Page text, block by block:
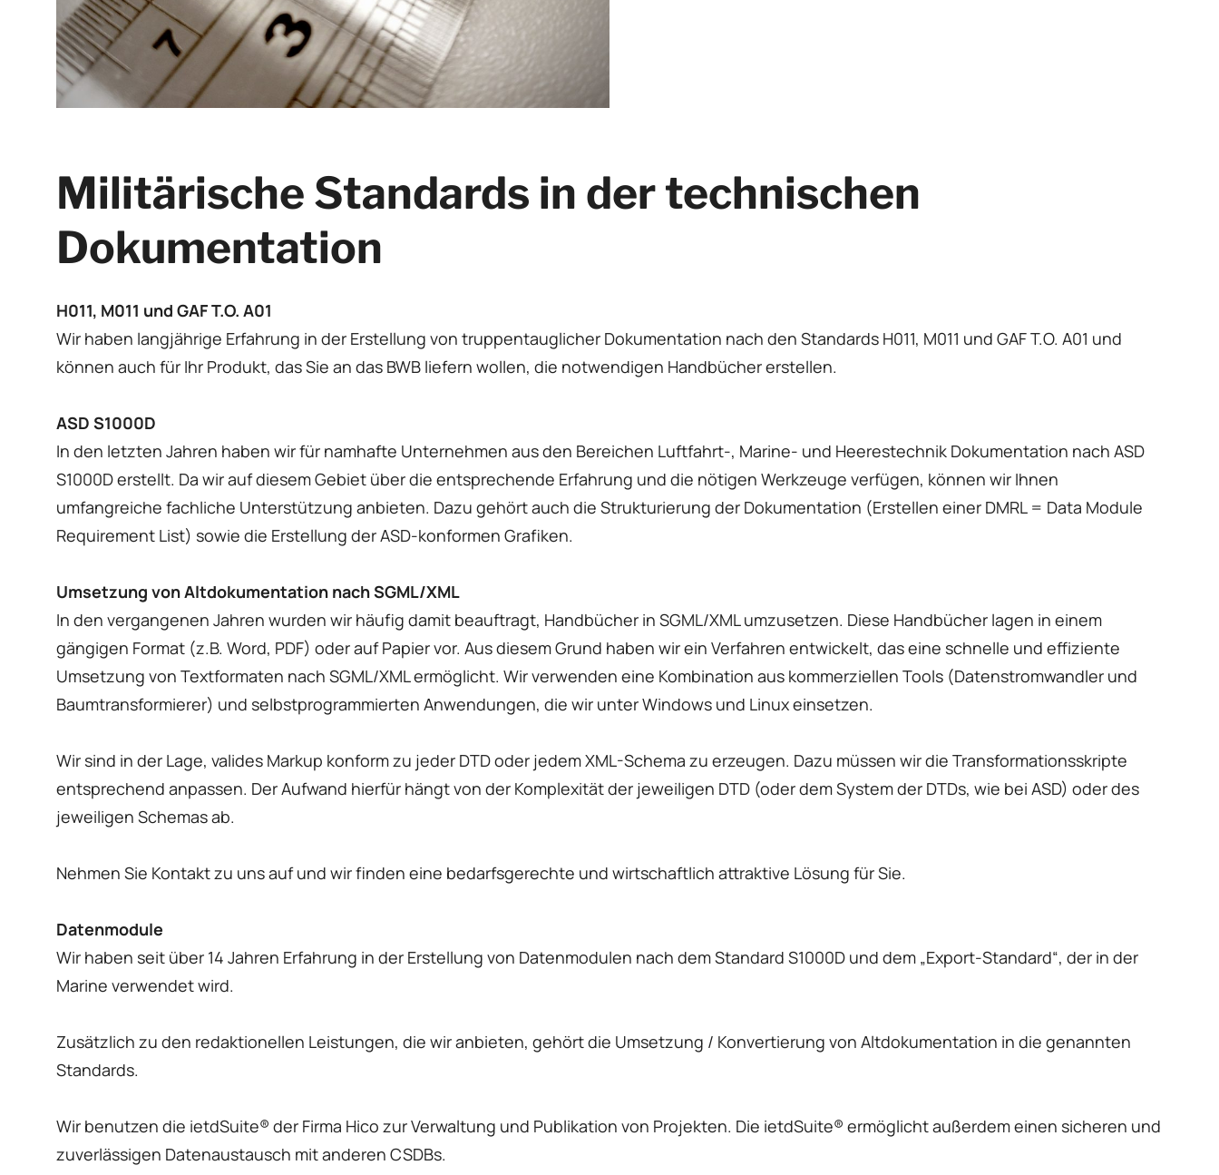
Militärische Standards in der technischen
Dokumentation
H011, M011 und GAF T.O. A01
Wir haben langjährige Erfahrung in der Erstellung von truppentauglicher Dokumentation nach den Standards H011, M011 und GAF T.O. A01 und
können auch für Ihr Produkt, das Sie an das BWB liefern wollen, die notwendigen Handbücher erstellen.
ASD S1000D
In den letzten Jahren haben wir für namhafte Unternehmen aus den Bereichen Luftfahrt-, Marine- und Heerestechnik Dokumentation nach ASD
S1000D erstellt. Da wir auf diesem Gebiet über die entsprechende Erfahrung und die nötigen Werkzeuge verfügen, können wir Ihnen
umfangreiche fachliche Unterstützung anbieten. Dazu gehört auch die Strukturierung der Dokumentation (Erstellen einer DMRL = Data Module
Requirement List) sowie die Erstellung der ASD-konformen Grafiken.
Umsetzung von Altdokumentation nach SGML/XML
In den vergangenen Jahren wurden wir häufig damit beauftragt, Handbücher in SGML/XML umzusetzen. Diese Handbücher lagen in einem
gängigen Format (z.B. Word, PDF) oder auf Papier vor. Aus diesem Grund haben wir ein Verfahren entwickelt, das eine schnelle und effiziente
Umsetzung von Textformaten nach SGML/XML ermöglicht. Wir verwenden eine Kombination aus kommerziellen Tools (Datenstromwandler und
Baumtransformierer) und selbstprogrammierten Anwendungen, die wir unter Windows und Linux einsetzen.
Wir sind in der Lage, valides Markup konform zu jeder DTD oder jedem XML-Schema zu erzeugen. Dazu müssen wir die Transformationsskripte
entsprechend anpassen. Der Aufwand hierfür hängt von der Komplexität der jeweiligen DTD (oder dem System der DTDs, wie bei ASD) oder des
jeweiligen Schemas ab.
Nehmen Sie Kontakt zu uns auf und wir finden eine bedarfsgerechte und wirtschaftlich attraktive Lösung für Sie.
Datenmodule
Wir haben seit über 14 Jahren Erfahrung in der Erstellung von Datenmodulen nach dem Standard S1000D und dem „Export-Standard“, der in der
Marine verwendet wird.
Zusätzlich zu den redaktionellen Leistungen, die wir anbieten, gehört die Umsetzung / Konvertierung von Altdokumentation in die genannten
Standards.
Wir benutzen die ietdSuite® der Firma Hico zur Verwaltung und Publikation von Projekten. Die ietdSuite® ermöglicht außerdem einen sicheren und
zuverlässigen Datenaustausch mit anderen CSDBs.